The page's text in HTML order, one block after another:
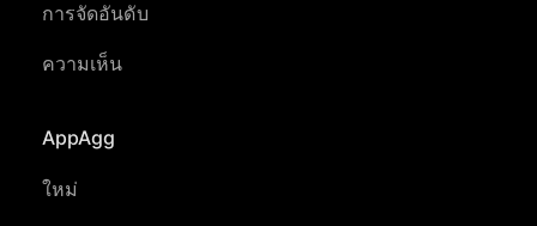
การจัดอันดับ
ความเห็น
AppAgg
ใหม่